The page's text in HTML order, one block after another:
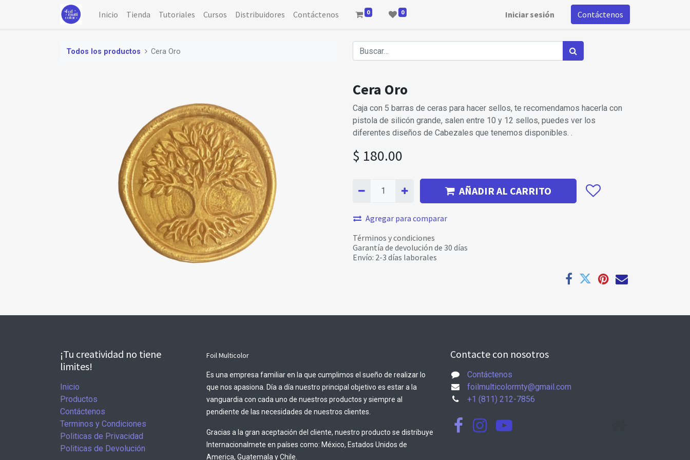
Inicio Tienda Tutoriales Cursos Distribuidores Contáctenos 0 0 Iniciar sesión Contáctenos
Todos los productos Cera Oro
Cera Oro
Caja con 5 barras de ceras para hacer sellos, te recomendamos hacerla con
pistola de silicón grande, salen entre 10 y 12 sellos, puedes ver los
diferentes diseños de Cabezales que tenemos disponibles. .
$ 180.00
AÑADIR AL CARRITO
Agregar para comparar
Términos y condiciones
Garantía de devolución de 30 días
Envío: 2-3 días laborales
¡Tu creatividad no tiene
limites!
Inicio
Productos
Contáctenos
Terminos y Condiciones
Politicas de Privacidad
Politicas de Devolución
Foil Multicolor
Es una empresa familiar en la que cumplimos el sueño de realizar lo
que nos apasiona. Día a día nuestro principal objetivo es estar a la
vanguardia con cada uno de nuestros productos y siempre al
pendiente de las necesidades de nuestros clientes.
Gracias a la gran aceptación del cliente, nuestro producto se distribuye
Internacionalmete en países como: México, Estados Unidos de
America, Guatemala y Chile.
Contacte con nosotros
Contáctenos
foilmulticolormty@gmail.com
+1 (811) 212-7856